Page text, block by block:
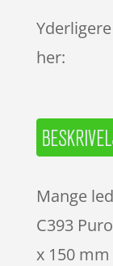
her:
Mange
C393
x 150